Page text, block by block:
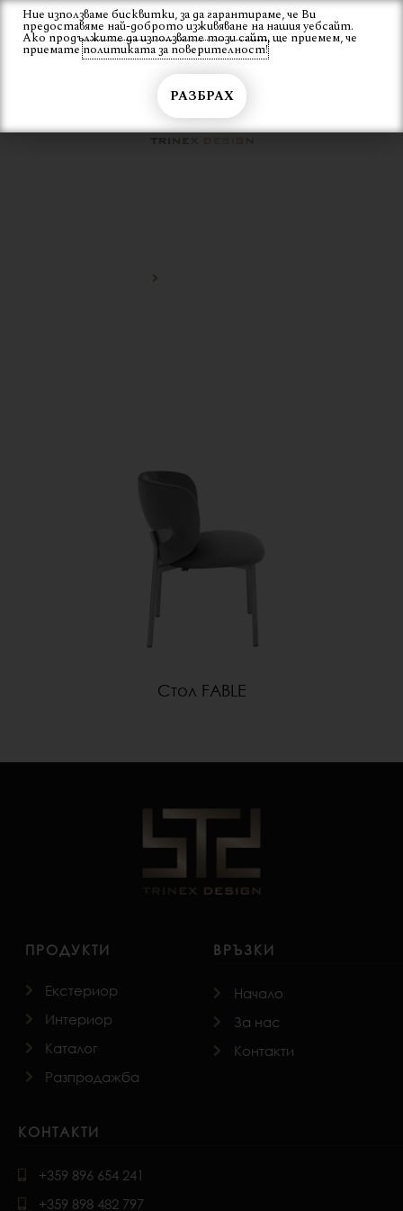
Skip
content
Вход
Стол FABLE
ПРОДУКТИ
Екстериор
Интериор
Каталог
Разпродажба
ВРЪЗКИ
Начало
За нас
Контакти
КОНТАКТИ
+359 896 654 241
+359 898 482 797
Ние използваме бисквитки, за да гарантираме, че Ви
предоставяме най-доброто изживяване на нашия уебсайт.
Ако продължите да използвате този сайт, ще приемем, че
приематеполитиката за поверителност!
РАЗБРАХ